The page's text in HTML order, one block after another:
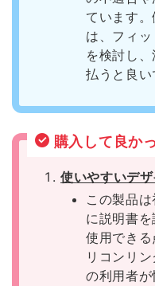
ています
は、フィ
を検討し
払うと良い
購入して良か
使いやすいデ
この製品
に説明書
使用でき
リコンリ
の利用者